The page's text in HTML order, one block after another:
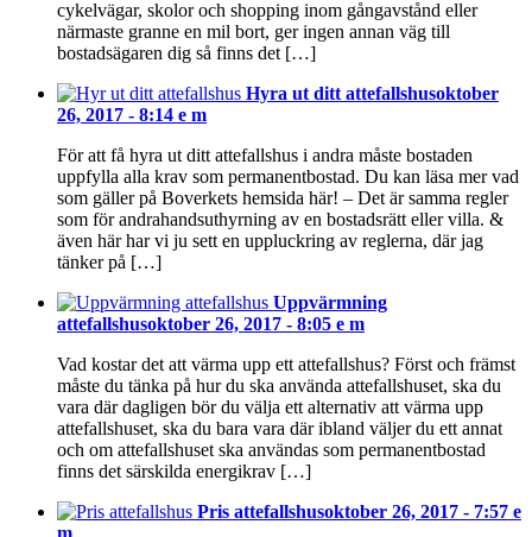
cykelvägar, skolor och shopping inom gångavstånd eller
närmaste granne en mil bort, ger ingen annan väg till
bostadsägaren dig så finns det […]
Hyra ut ditt attefallshusoktober
26, 2017 - 8:14 e m
För att få hyra ut ditt attefallshus i andra måste bostaden
uppfylla alla krav som permanentbostad. Du kan läsa mer vad
som gäller på Boverkets hemsida här! – Det är samma regler
som för andrahandsuthyrning av en bostadsrätt eller villa. &
även här har vi ju sett en uppluckring av reglerna, där jag
tänker på […]
Uppvärmning
attefallshusoktober 26, 2017 - 8:05 e m
Vad kostar det att värma upp ett attefallshus? Först och främst
måste du tänka på hur du ska använda attefallshuset, ska du
vara där dagligen bör du välja ett alternativ att värma upp
attefallshuset, ska du bara vara där ibland väljer du ett annat
och om attefallshuset ska användas som permanentbostad
finns det särskilda energikrav […]
Pris attefallshusoktober 26, 2017 - 7:57 e
m